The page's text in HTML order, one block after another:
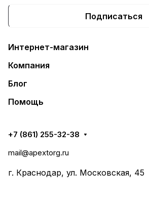
Подписаться
Интернет-магазин
Компания
Блог
Помощь
+7 (861) 255-32-38
mail@apextorg.ru
г. Краснодар, ул. Московская, 45